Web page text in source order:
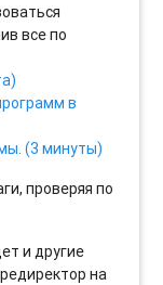
все по
в
(3 минуты)
проверяя по
и другие
на